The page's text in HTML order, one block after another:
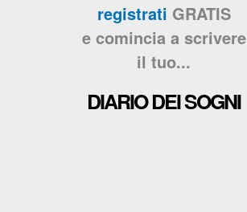
registrati GRATIS
e comincia a scrivere
il tuo...
DIARIO DEI SOGNI